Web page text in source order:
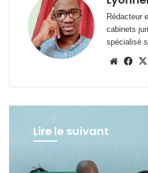
Rédacteur
cabinets
spécialisé
Website
Lire le suivant